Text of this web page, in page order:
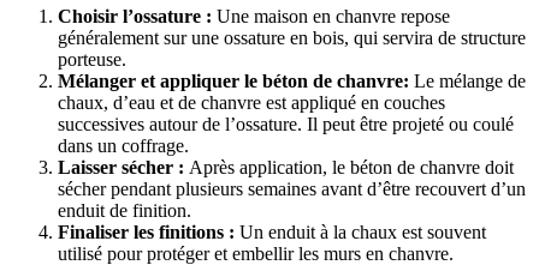
Choisir l’ossature : Une maison en chanvre repose
généralement sur une ossature en bois, qui servira de structure
porteuse.
Mélanger et appliquer le béton de chanvre: Le mélange de
chaux, d’eau et de chanvre est appliqué en couches
successives autour de l’ossature. Il peut être projeté ou coulé
dans un coffrage.
Laisser sécher : Après application, le béton de chanvre doit
sécher pendant plusieurs semaines avant d’être recouvert d’un
enduit de finition.
Finaliser les finitions : Un enduit à la chaux est souvent
utilisé pour protéger et embellir les murs en chanvre.